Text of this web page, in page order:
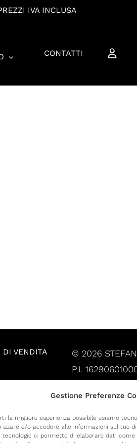
Gestione Preferenze
la migliore esperienza possibile usiamo
e/o accedere alle informazioni sul tuo
tecnologie ci permette di elaborare dati come
IVA INCLUSA
CONTATTI
VENDITA
© 2026
P.I.